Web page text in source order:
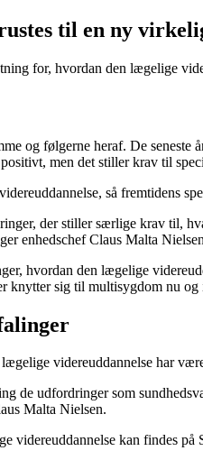
til en ny
for, hvordan den lægelige
og følgerne heraf. De
men det stiller krav til
så fremtidens
der stiller særlige krav til,
enhedschef Claus Malta
hvordan den lægelige
knytter sig til multisygdom nu og
videreuddannelse har
de udfordringer som
Malta Nielsen.
videreuddannelse kan findes på